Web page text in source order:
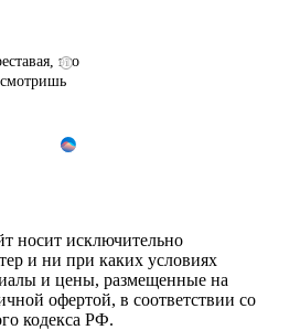
i
это
сможете
i
вы
долго
носит исключительно
и ни при каких условиях
и цены, размещенные на
офертой, в соответствии со
кодекса РФ.